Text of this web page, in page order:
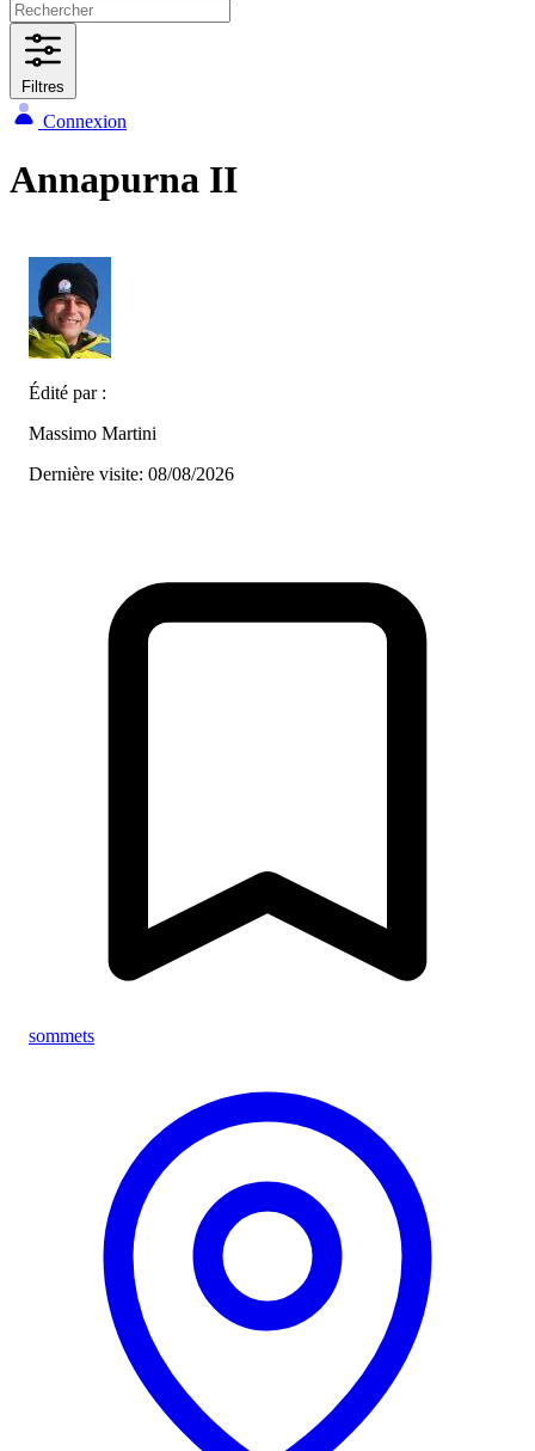
Filtres
Connexion
Annapurna II
Édité par :
Massimo Martini
Dernière visite: 08/08/2026
sommets